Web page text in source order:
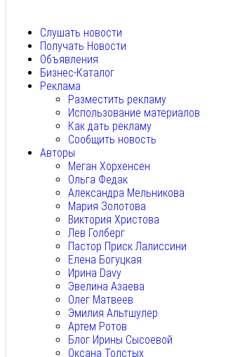
Слушать новости
Получать Новости
Объявления
Бизнес-Каталог
Реклама
Разместить рекламу
Использование материалов
Как дать рекламу
Сообщить новость
Авторы
Меган Хорхенсен
Ольга Федак
Александра Мельникова
Мария Золотова
Виктория Христова
Лев Голберг
Пастор Приск Лалиссини
Елена Богуцкая
Ирина Davy
Эвелина Азаева
Олег Матвеев
Эмилия Альтшулер
Артем Ротов
Блог Ирины Сысоевой
Оксана Толстых